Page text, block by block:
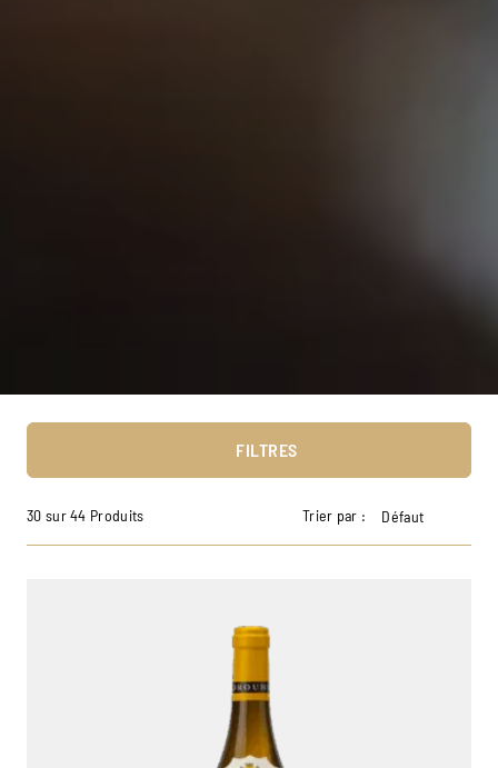
FILTRES
30 sur 44 Produits Trier par : Défaut